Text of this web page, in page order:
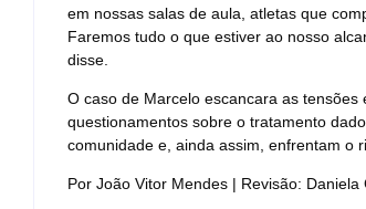
em nossas salas de aula, atletas que
Faremos tudo o que estiver ao nosso
disse.
O caso de Marcelo escancara as
questionamentos sobre o tratamento
comunidade e, ainda assim, enfrentam o
Por João Vitor Mendes | Revisão: Daniela